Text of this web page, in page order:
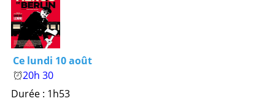
Ce lundi 10 août
20h 30
Durée : 1h53